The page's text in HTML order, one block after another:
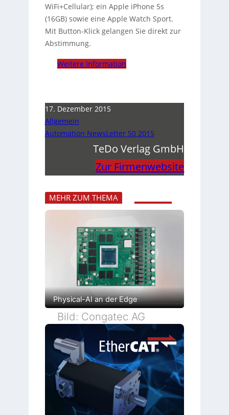
WiFi+Cellular); ein Apple iPhone 5s
(16GB) sowie eine Apple Watch Sport.
Mit Button-Klick gelangen Sie direkt zur
Abstimmung.
Weitere Information
17. Dezember 2015
Allgemein
Automation NewsLetter 50 2015
TeDo Verlag GmbH
Zur Firmenwebsite
MEHR ZUM THEMA
Physical-AI an der Edge
Bild: Congatec AG